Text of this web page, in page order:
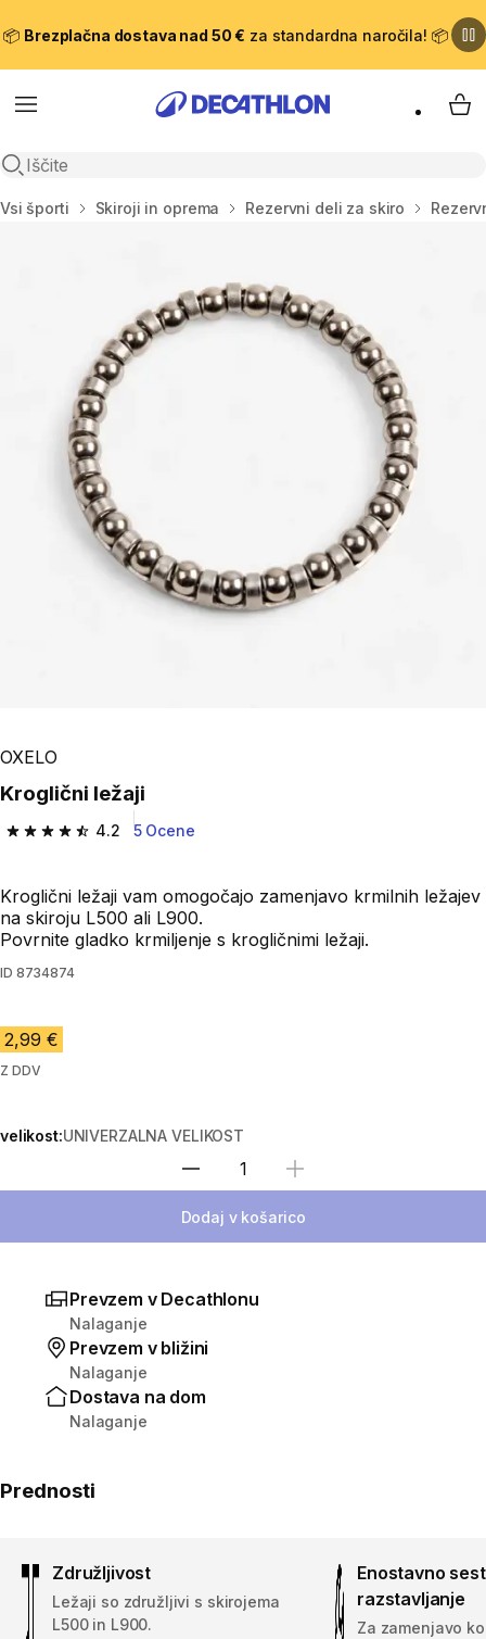
📦 Brezplačna dostava nad 50 € za standardna naročila! 📦
Meni
Odpri iskanje
Domov
Vsi športi Skiroji in oprema Rezervni deli za skiro
OXELO
Kroglični ležaji
4.2
4.2 od 5 zvezdic from 5 ocene
5 Ocene
Kroglični ležaji vam omogočajo zamenjavo krmilnih ležajev
na skiroju L500 ali L900.
Povrnite gladko krmiljenje s krogličnimi ležaji.
ID 8734874
2,99 €
Z DDV
velikost:UNIVERZALNA VELIKOST
Izberite količino
Dodaj v košarico
Prevzem v Decathlonu
Nalaganje
Prevzem v bližini
Nalaganje
Dostava na dom
Nalaganje
Prednosti
Združljivost
Ležaji so združljivi s skirojema
L500 in L900.
Enostavno
razstavljanje
Za zamenjavo